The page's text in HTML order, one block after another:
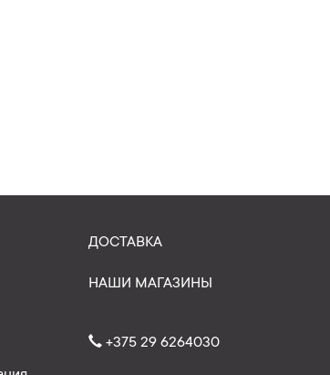
ДОСТАВКА
НАШИ МАГАЗИНЫ
+375 29 6264030